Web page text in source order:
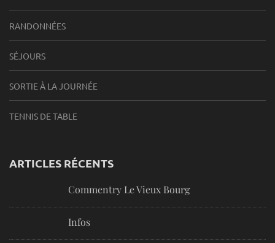
RANDONNÉES
SÉJOURS
SORTIE À LA JOURNÉE
TENNIS DE TABLE
ARTICLES RÉCENTS
Commentry Le Vieux Bourg
Infos